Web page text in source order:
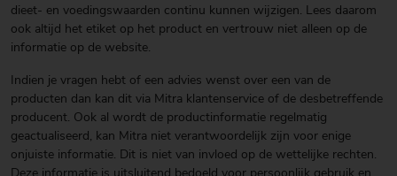
dieet- en voedingswaarden continu kunnen wijzigen. Lees daarom
ook altijd het etiket op het product en vertrouw niet alleen op de
informatie op de website.
Indien je vragen hebt of een advies wenst over een van de
producten dan kan dit via Mitra klantenservice of de desbetreffende
producent. Ook al wordt de productinformatie regelmatig
geactualiseerd, kan Mitra niet verantwoordelijk zijn voor enige
onjuiste informatie. Dit is niet van invloed op de wettelijke rechten.